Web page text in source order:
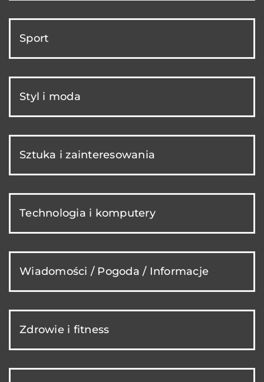
Sport
Styl i moda
Sztuka i zainteresowania
Technologia i komputery
Wiadomości / Pogoda / Informacje
Zdrowie i fitness